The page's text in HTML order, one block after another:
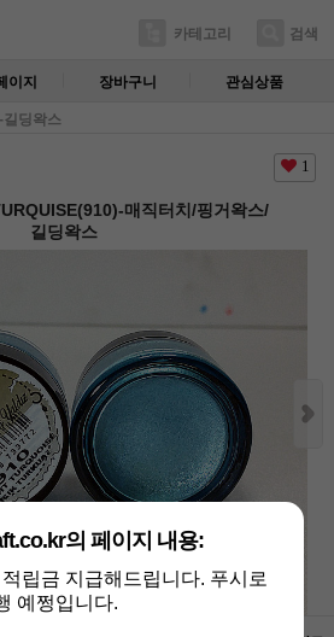
카테고리 검색
이지 장바구니 관심상품
길딩왁스
1
매직터치/핑거왁스/
길딩왁스
의 페이지 내용:
립금 지급해드립니다. 푸시로
예쩡입니다.